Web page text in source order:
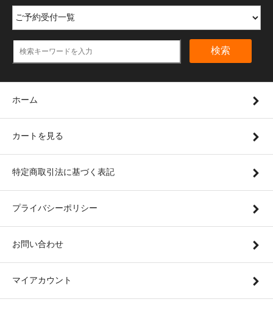
検索
ホーム
カートを見る
特定商取引法に基づく表記
プライバシーポリシー
お問い合わせ
マイアカウント